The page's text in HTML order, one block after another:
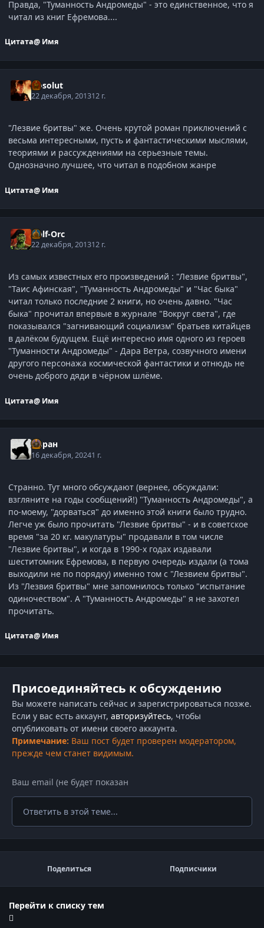
Правда, "Туманность Андромеды" - это единственное, что я
читал из книг Ефремова....
Цитата@ Имя
Absolut
22 декабря, 201312 г.
"Лезвие бритвы" же. Очень крутой роман приключений с
весьма интересными, пусть и фантастическими мыслями,
теориями и рассуждениями на серьезные темы.
Однозначно лучшее, что читал в подобном жанре
Цитата@ Имя
Half-Orc
22 декабря, 201312 г.
Из самых известных его произведений : "Лезвие бритвы",
"Таис Афинская", "Туманность Андромеды" и "Час быка"
читал только последние 2 книги, но очень давно. "Час
быка" прочитал впервые в журнале "Вокруг света", где
показывался "загнивающий социализм" братьев китайцев
в далёком будущем. Ещё интересно имя одного из героев
"Туманности Андромеды" - Дара Ветра, созвучного имени
другого персонажа космической фантастики и отнюдь не
очень доброго дяди в чёрном шлёме.
Цитата@ Имя
Хиран
16 декабря, 20241 г.
Странно. Тут много обсуждают (вернее, обсуждали:
взгляните на годы сообщений!) "Туманность Андромеды", а
по-моему, "дорваться" до именно этой книги было трудно.
Легче уж было прочитать "Лезвие бритвы" - и в советское
время "за 20 кг. макулатуры" продавали в том числе
"Лезвие бритвы", и когда в 1990-х годах издавали
шеститомник Ефремова, в первую очередь издали (а тома
выходили не по порядку) именно том с "Лезвием бритвы".
Из "Лезвия бритвы" мне запомнилось только "испытание
одиночеством". А "Туманность Андромеды" я не захотел
прочитать.
Цитата@ Имя
Присоединяйтесь к обсуждению
Вы можете написать сейчас и зарегистрироваться позже.
Если у вас есть аккаунт, авторизуйтесь, чтобы
опубликовать от имени своего аккаунта.
Примечание: Ваш пост будет проверен модератором,
прежде чем станет видимым.
Ответить в этой теме...
Поделиться Подписчики
Перейти к списку тем